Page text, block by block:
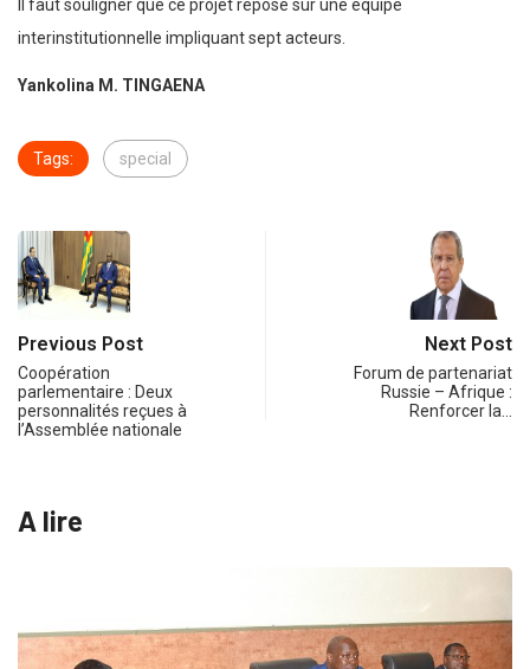
Il faut souligner que ce projet repose sur une équipe
interinstitutionnelle impliquant sept acteurs.
Yankolina M. TINGAENA
Tags: special
Previous Post
Coopération
parlementaire : Deux
personnalités reçues à
l’Assemblée nationale
Next Post
Forum de partenariat
Russie – Afrique :
Renforcer la…
A lire